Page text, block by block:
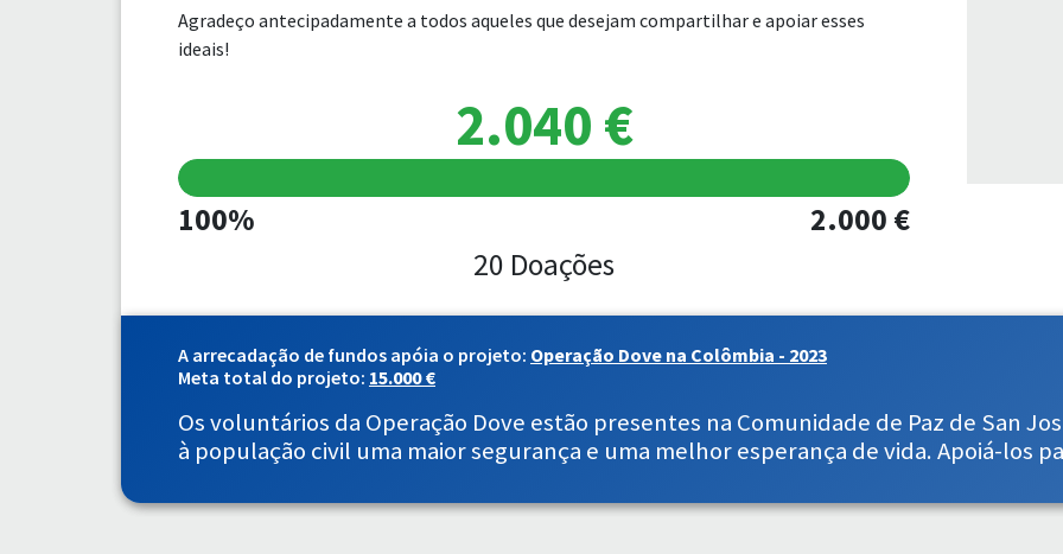
Agradeço antecipadamente a todos aqueles que desejam compartilhar e apoiar esses
ideais!
2.040 €
100%
2.000 €
20 Doações
A arrecadação de fundos apóia o projeto: Operação Dove na Colômbia - 2023
Meta total do projeto: 15.000 €
Os voluntários da Operação Dove estão presentes na Comunidade de Paz de San
à população civil uma maior segurança e uma melhor esperança de vida. Apoiá-los